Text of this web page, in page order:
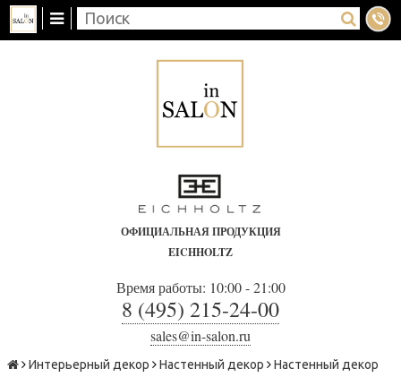
ОФИЦИАЛЬНАЯ ПРОДУКЦИЯ
EICHHOLTZ
Время работы: 10:00 - 21:00
8 (495) 215-24-00
sales@in-salon.ru
Интерьерный декор Настенный декор Настенный декор